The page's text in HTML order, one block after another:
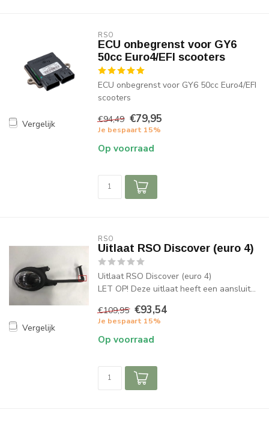
Vergelijk
RSO
ECU onbegrenst voor GY6
50cc Euro4/EFI scooters
ECU onbegrenst voor GY6 50cc Euro4/EFI
scooters
€94,49 €79,95
Je bespaart 15%
Op voorraad
Vergelijk
RSO
Uitlaat RSO Discover (euro 4)
Uitlaat RSO Discover (euro 4)
LET OP! Deze uitlaat heeft een aansluit...
€109,95 €93,54
Je bespaart 15%
Op voorraad